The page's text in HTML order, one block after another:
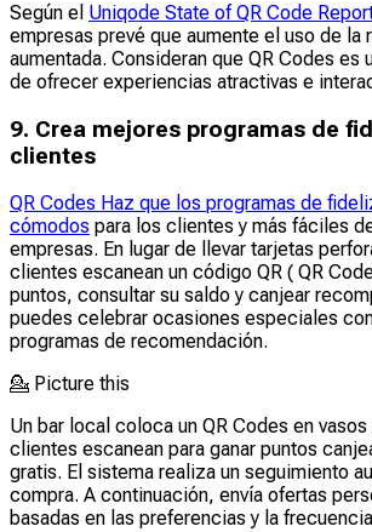
Según el Uniqode State of QR Code
empresas prevé que aumente el uso de la
aumentada. Consideran que QR Codes es
de ofrecer experiencias atractivas e
9. Crea mejores programas de
clientes
QR Codes Haz que los programas de
cómodos para los clientes y más fáciles
empresas. En lugar de llevar tarjetas
clientes escanean un código QR ( QR
puntos, consultar su saldo y canjear
puedes celebrar ocasiones especiales
programas de recomendación.
💁 Picture this
Un bar local coloca un QR Codes en
clientes escanean para ganar puntos
gratis. El sistema realiza un seguimiento
compra. A continuación, envía ofertas
basadas en las preferencias y la